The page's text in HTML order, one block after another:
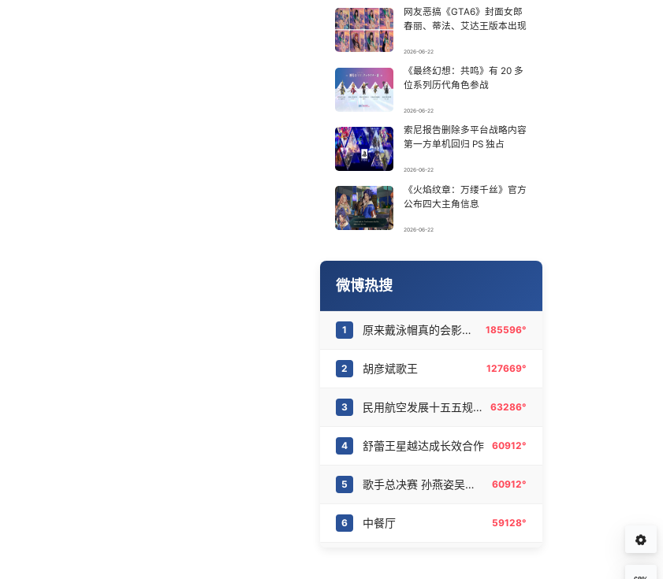
11
12 “新疆阿勒泰八月能滑雪”不实 6857095°
13 美股存储板块集体大跌
14 中国要用5万亿织一张网 6666349°
15 U17国足点球大战淘汰河床晋级决赛 6564430°
16
网友恶搞《GTA6》封面女郎
春丽、蒂法、艾达王版本出现
2026-06-22
《最终幻想：共鸣》有 20 多
位系列历代角色参战
2026-06-22
索尼报告删除多平台战略内容
第一方单机回归 PS 独占
2026-06-22
《火焰纹章：万缕千丝》官方
公布四大主角信息
2026-06-22
微博热搜
1 原来戴泳帽真的会影响颜值 185596°
2 胡彦斌歌王 127669°
3 民用航空发展十五五规划 63286°
4 舒蕾王星越达成长效合作 60912°
5 歌手总决赛 孙燕姿吴青峰太伟大了 60912°
6 中餐厅 59128°